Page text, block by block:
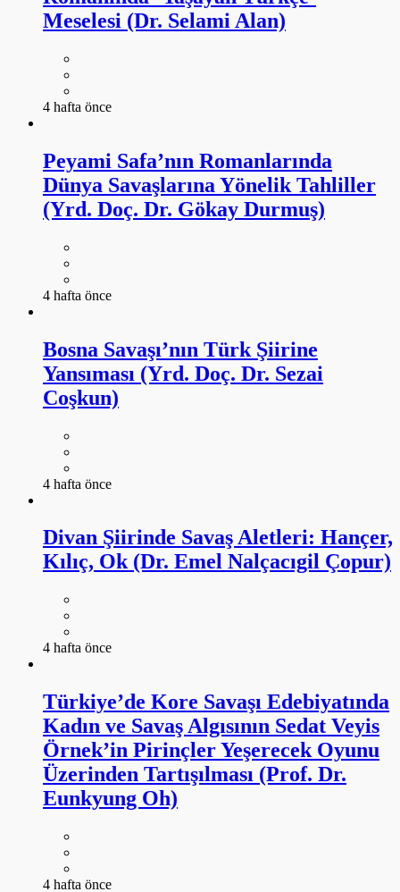
Meselesi (Dr. Selami Alan)
4 hafta önce
Peyami Safa’nın Romanlarında
Dünya Savaşlarına Yönelik Tahliller
(Yrd. Doç. Dr. Gökay Durmuş)
4 hafta önce
Bosna Savaşı’nın Türk Şiirine
Yansıması (Yrd. Doç. Dr. Sezai
Coşkun)
4 hafta önce
Divan Şiirinde Savaş Aletleri: Hançer,
Kılıç, Ok (Dr. Emel Nalçacıgil Çopur)
4 hafta önce
Türkiye’de Kore Savaşı Edebiyatında
Kadın ve Savaş Algısının Sedat Veyis
Örnek’in Pirinçler Yeşerecek Oyunu
Üzerinden Tartışılması (Prof. Dr.
Eunkyung Oh)
4 hafta önce